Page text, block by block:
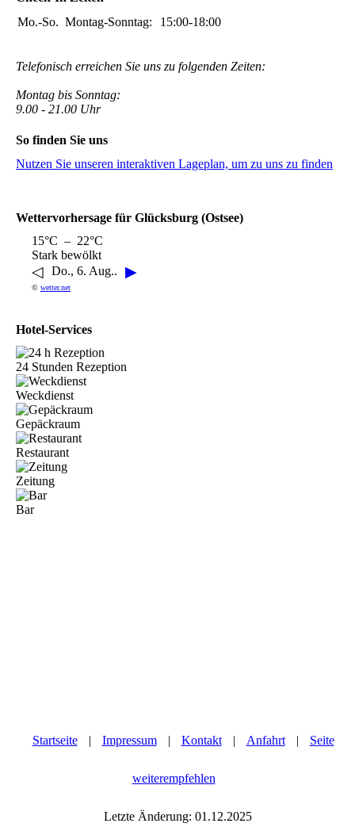
Mo.-So. Montag-Sonntag: 15:00-18:00
Telefonisch erreichen Sie uns zu folgenden Zeiten:
Montag bis Sonntag:
9.00 - 21.00 Uhr
So finden Sie uns
Nutzen Sie unseren interaktiven La­ge­plan, um zu uns zu finden
Wettervorhersage für Glücksburg (Ostsee)
15°C – 22°C
Stark bewölkt
◁ Do., 6. Aug.. ▶
© wetter.net
Hotel-Services
24 Stunden Rezeption
Weckdienst
Gepäckraum
Restaurant
Zeitung
Bar
Startseite | Impressum | Kontakt | Anfahrt | Seite
weiterempfehlen
Letzte Änderung: 01.12.2025